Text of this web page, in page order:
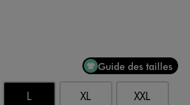
Guide des tailles
L XL XXL